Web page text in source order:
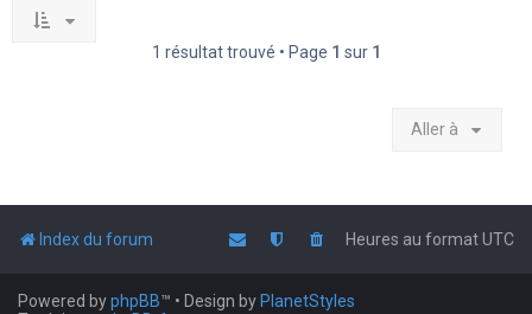
1 résultat trouvé • Page 1 sur 1
Aller à
Index du forum Heures au formatUTC
Powered byphpBB™ • Design by PlanetStyles